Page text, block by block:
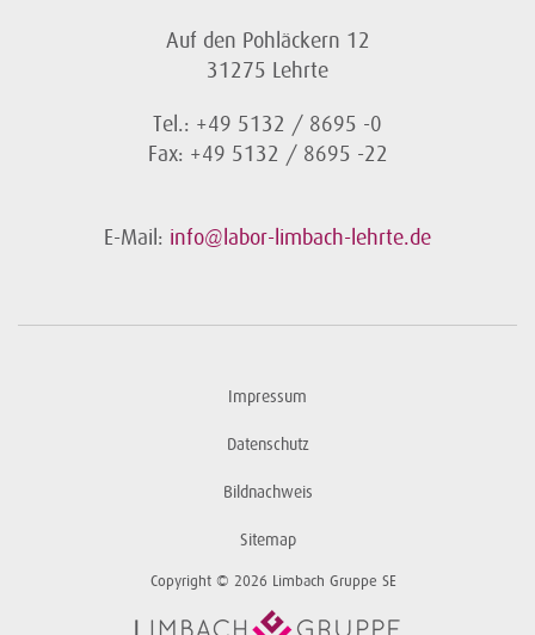
Auf den Pohläckern 12
31275 Lehrte
Tel.: +49 5132 / 8695 -0
Fax: +49 5132 / 8695 -22
E-Mail: info@labor-limbach-lehrte.de
Impressum
Datenschutz
Bildnachweis
Sitemap
Copyright © 2026 Limbach Gruppe SE